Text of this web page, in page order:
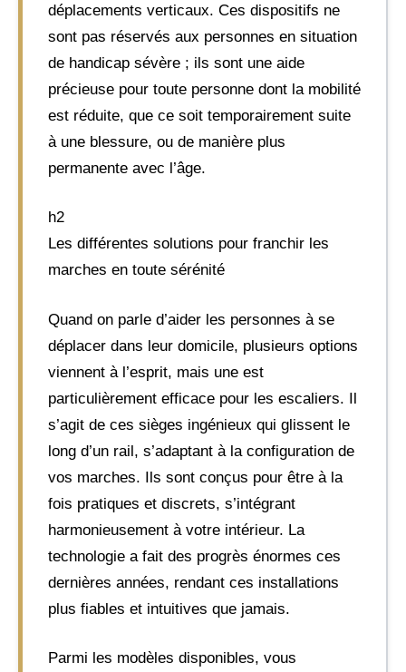
déplacements verticaux. Ces dispositifs ne
sont pas réservés aux personnes en situation
de handicap sévère ; ils sont une aide
précieuse pour toute personne dont la mobilité
est réduite, que ce soit temporairement suite
à une blessure, ou de manière plus
permanente avec l’âge.
h2
Les différentes solutions pour franchir les
marches en toute sérénité
Quand on parle d’aider les personnes à se
déplacer dans leur domicile, plusieurs options
viennent à l’esprit, mais une est
particulièrement efficace pour les escaliers. Il
s’agit de ces sièges ingénieux qui glissent le
long d’un rail, s’adaptant à la configuration de
vos marches. Ils sont conçus pour être à la
fois pratiques et discrets, s’intégrant
harmonieusement à votre intérieur. La
technologie a fait des progrès énormes ces
dernières années, rendant ces installations
plus fiables et intuitives que jamais.
Parmi les modèles disponibles, vous